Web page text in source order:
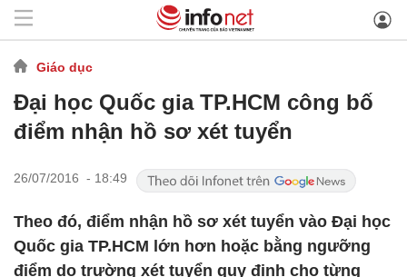
Giáo dục
Đại học Quốc gia TP.HCM công bố
điểm nhận hồ sơ xét tuyển
26/07/2016 - 18:49
Theo đó, điểm nhận hồ sơ xét tuyển vào Đại học
Quốc gia TP.HCM lớn hơn hoặc bằng ngưỡng
điểm do trường xét tuyển quy định cho từng